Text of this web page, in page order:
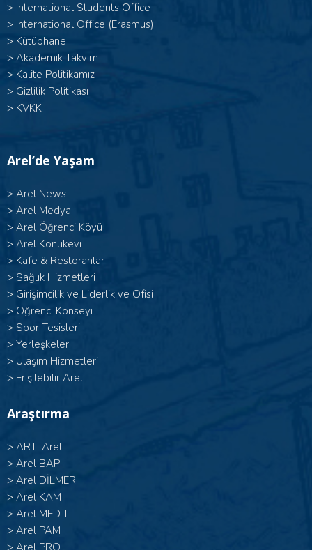
> International Students Office
> International Office (Erasmus)
> Kütüphane
> Akademik Takvim
> Kalite Politikamız
> Gizlilik Politikası
> KVKK
Arel’de Yaşam
> Arel News
> Arel Medya
> Arel Öğrenci Köyü
> Arel Konukevi
> Kafe & Restoranlar
> Sağlık Hizmetleri
> Girişimcilik ve Liderlik ve Ofisi
> Öğrenci Konseyi
> Spor Tesisleri
> Yerleşkeler
> Ulaşım Hizmetleri
> Erişilebilir Arel
Araştırma
> ARTI Arel
> Arel BAP
> Arel DİLMER
> Arel KAM
> Arel MED-I
> Arel PAM